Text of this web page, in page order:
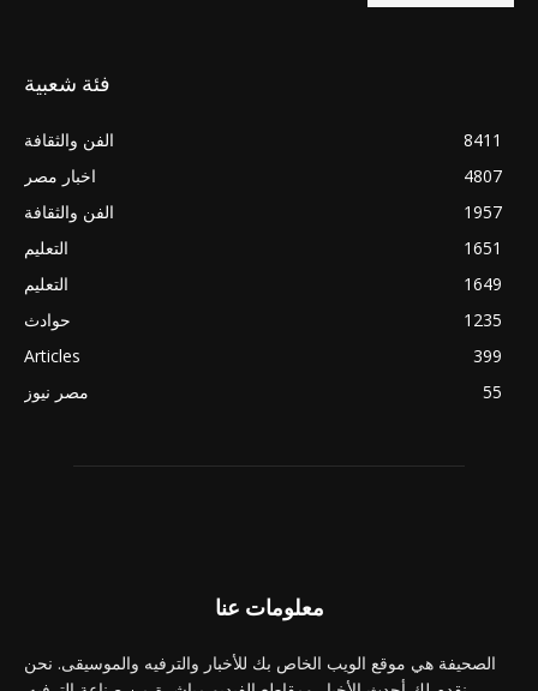
فئة شعبية
الفن والثقافة
8411
اخبار مصر
4807
الفن والثقافة
1957
التعليم
1651
التعليم
1649
حوادث
1235
Articles
399
مصر نيوز
55
معلومات عنا
الصحيفة هي موقع الويب الخاص بك للأخبار والترفيه والموسيقى. نحن